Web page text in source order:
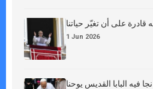
قادرة على أن تغيّر حياتنا
1 Jun 2026
فيه البابا القديس يوحنا